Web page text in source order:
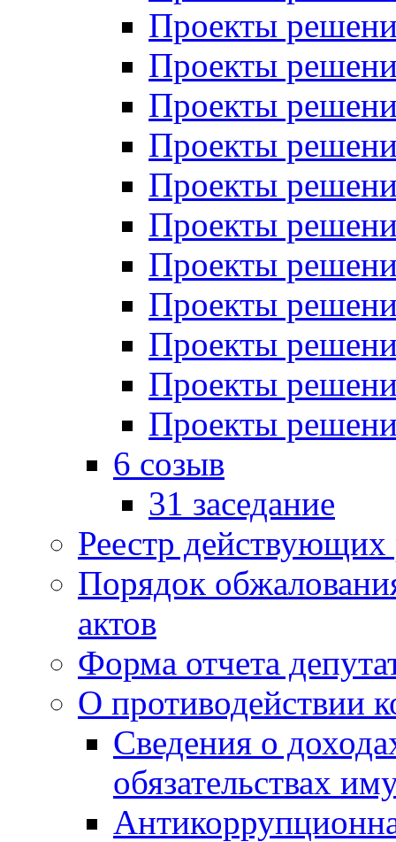
Проекты
Проекты
Проекты
Проекты
Проекты
Проекты
Проекты
Проекты
Проекты
Проекты
Проекты
6 созыв
31 заседание
Реестр
Порядок
актов
Форма отчета
О противодействии
Сведения о
обязательствах